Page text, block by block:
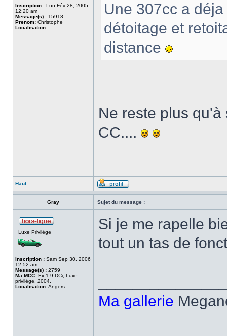
Inscription : Lun Fév 28, 2005
12:20 am
Message(s) : 15918
Prenom: Christophe
Localisation:
Une 307cc a
détoitage et
distance
Ne reste plus
CC....
Haut
Gray Sujet du message :
Luxe Privilège
Inscription : Sam Sep 30, 2006
12:52 am
Message(s) : 2759
Ma MCC: Ex 1.9 DCi, Luxe
privilège, 2004.
Localisation:Angers
Si je me rapelle
tout un tas de
Ma gallerie